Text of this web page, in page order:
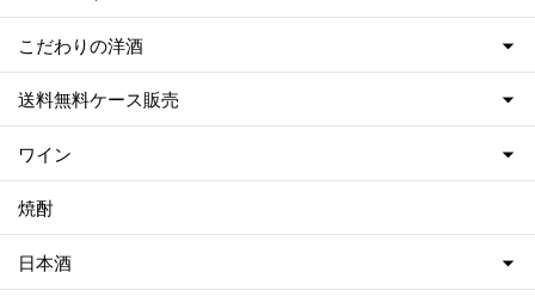
こだわりの洋酒
送料無料ケース販売
ワイン
焼酎
日本酒